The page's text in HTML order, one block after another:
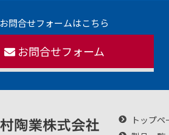
お問合せフォームはこちら
お問合せフォーム
トップペ